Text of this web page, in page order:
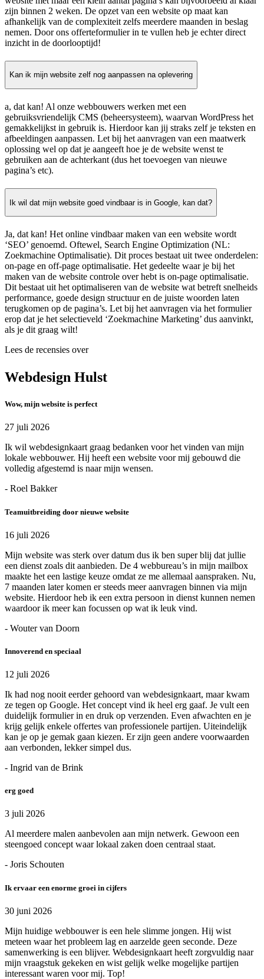
zijn binnen 2 weken. De opzet van een website op maat kan
afhankelijk van de complexiteit zelfs meerdere maanden in beslag
nemen. Door ons offerteformulier in te vullen heb je echter direct
inzicht in de doorlooptijd!
Kan ik mijn website zelf nog aanpassen na oplevering
a, dat kan! Al onze webbouwers werken met een
gebruiksvriendelijk CMS (beheersysteem), waarvan WordPress het
gemakkelijkst in gebruik is. Hierdoor kan jij straks zelf je teksten en
afbeeldingen aanpassen. Let bij het aanvragen van een maatwerk
oplossing wel op dat je aangeeft hoe je de website wenst te
gebruiken aan de achterkant (dus het toevoegen van nieuwe
pagina’s etc).
Ik wil dat mijn website goed vindbaar is in Google, kan dat?
Ja, dat kan! Het online vindbaar maken van een website wordt
‘SEO’ genoemd. Oftewel, Search Engine Optimization (NL:
Zoekmachine Optimalisatie). Dit proces bestaat uit twee onderdelen:
on-page en off-page optimalisatie. Het gedeelte waar je bij het
maken van de website controle over hebt is on-page optimalisatie.
Dit bestaat uit het optimaliseren van de website wat betreft snelheids
performance, goede design structuur en de juiste woorden laten
terugkomen op de pagina’s. Let bij het aanvragen via het formulier
erop dat je het selectieveld ‘Zoekmachine Marketing’ dus aanvinkt,
als je dit graag wilt!
Lees de recensies over
Webdesign Hulst
Wow, mijn website is perfect
27 juli 2026
Ik wil webdesignkaart graag bedanken voor het vinden van mijn
lokale webbouwer. Hij heeft een website voor mij gebouwd die
volledig afgestemd is naar mijn wensen.
- Roel Bakker
Teamuitbreiding door nieuwe website
16 juli 2026
Mijn website was sterk over datum dus ik ben super blij dat jullie
een dienst zoals dit aanbieden. De 4 webbureau’s in mijn mailbox
maakte het een lastige keuze omdat ze me allemaal aanspraken. Nu,
7 maanden later komen er steeds meer aanvragen binnen via mijn
website. Hierdoor heb ik een extra persoon in dienst kunnen nemen
waardoor ik meer kan focussen op wat ik leuk vind.
- Wouter van Doorn
Innoverend en speciaal
12 juli 2026
Ik had nog nooit eerder gehoord van webdesignkaart, maar kwam
ze tegen op Google. Het concept vind ik heel erg gaaf. Je vult een
duidelijk formulier in en druk op verzenden. Even afwachten en je
krijg gelijk enkele offertes van professionele partijen. Uiteindelijk
kan je op je gemak gaan kiezen. Er zijn geen andere voorwaarden
aan verbonden, lekker simpel dus.
- Ingrid van de Brink
erg goed
3 juli 2026
Al meerdere malen aanbevolen aan mijn netwerk. Gewoon een
steengoed concept waar lokaal zaken doen centraal staat.
- Joris Schouten
Ik ervaar een enorme groei in cijfers
30 juni 2026
Mijn huidige webbouwer is een hele slimme jongen. Hij wist
meteen waar het probleem lag en aarzelde geen seconde. Deze
samenwerking is een blijver. Webdesignkaart heeft zorgvuldig naar
mijn vraagstuk gekeken en wist gelijk welke mogelijke partijen
interessant waren voor mij. Top!